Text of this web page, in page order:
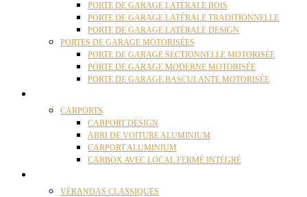
PORTE DE GARAGE LATÉRALE BOIS
PORTE DE GARAGE LATÉRALE TRADITIONNELLE
PORTE DE GARAGE LATÉRALE DESIGN
PORTES DE GARAGE MOTORISÉES
PORTE DE GARAGE SECTIONNELLE MOTORISÉE
PORTE DE GARAGE MODERNE MOTORISÉE
PORTE DE GARAGE BASCULANTE MOTORISÉE
CARPORTS
CARPORT DESIGN
ABRI DE VOITURE ALUMINIUM
CARPORT ALUMINIUM
CARBOX AVEC LOCAL FERMÉ INTÉGRÉ
VÉRANDAS CLASSIQUES